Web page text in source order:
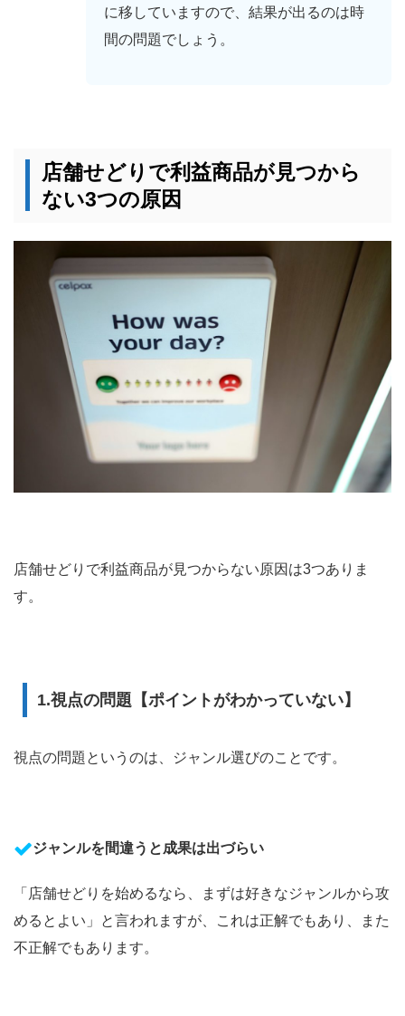
に移していますので、結果が出るのは時
間の問題でしょう。
店舗せどりで利益商品が見つから
ない3つの原因
店舗せどりで利益商品が見つからない原因は3つありま
す。
1.視点の問題【ポイントがわかっていない】
視点の問題というのは、ジャンル選びのことです。
ジャンルを間違うと成果は出づらい
「店舗せどりを始めるなら、まずは好きなジャンルから攻
めるとよい」と言われますが、これは正解でもあり、また
不正解でもあります。